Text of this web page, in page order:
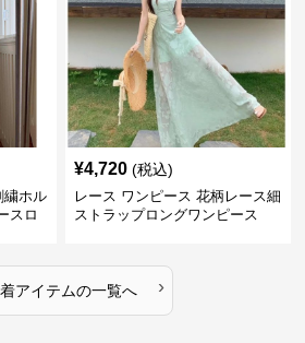
繍ホル
スロ
¥4,720 (税込)
レース ワンピース 花柄レース細
ストラップロングワンピース
アイテムの一覧へ ›